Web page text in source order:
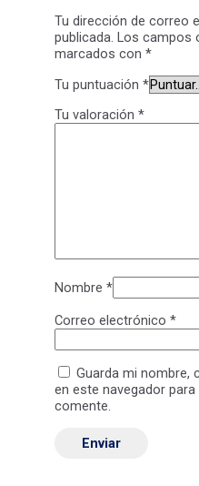
Tu dirección de correo
publicada. Los campos
marcados con *
Tu puntuación *
Tu valoración *
Nombre *
Correo electrónico *
Guarda mi nombre,
en este navegador
comente.